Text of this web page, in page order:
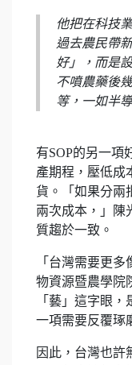
他把在科技
過去農民帶
好」，而是
不噴農藥後
等，一如半
有SOP的另一項
產期程，壓低成
貨。「如果分兩
兩次成本，」陳
質趨於一致。
「台灣需要更
物資源暨農學院
「藝」這字眼
一項需要反覆琢
因此，台灣也許